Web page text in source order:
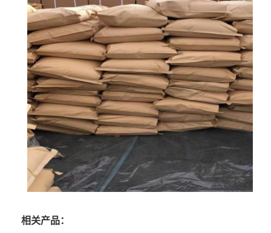
相关产品：